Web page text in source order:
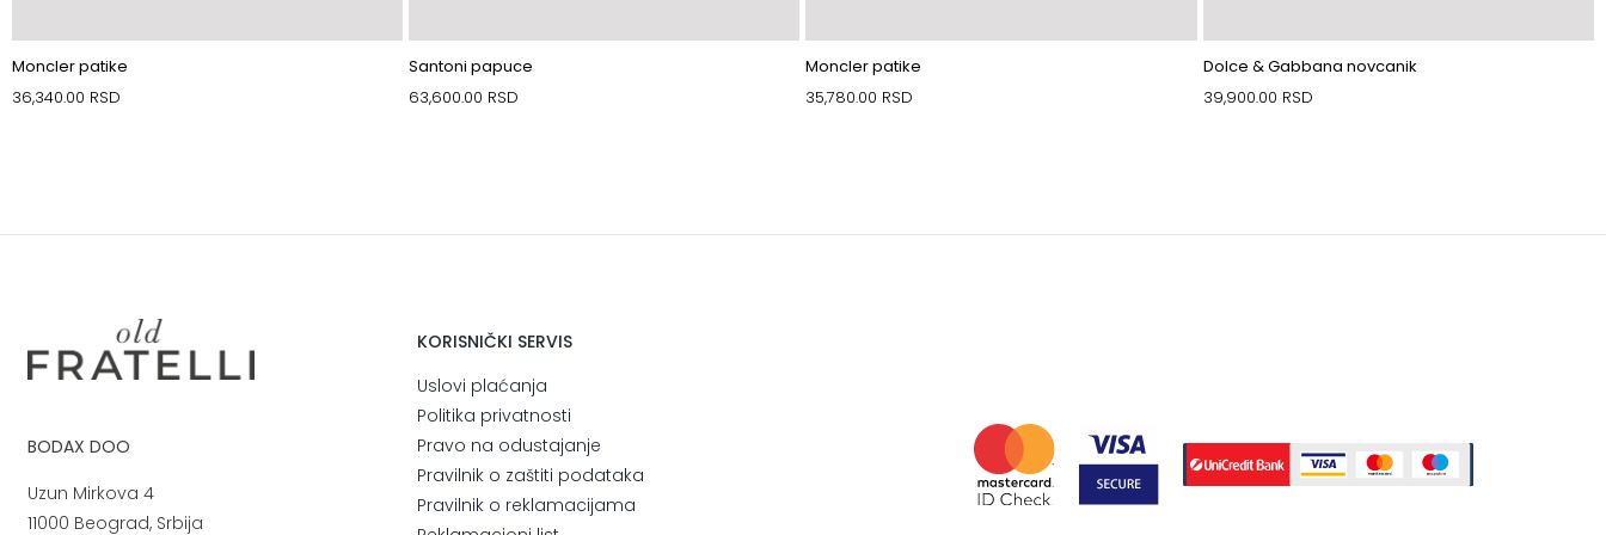
Moncler patike
36,340.00 RSD
Santoni papuce
63,600.00 RSD
Moncler patike
35,780.00 RSD
Dolce & Gabbana novcanik
39,900.00 RSD
BODAX DOO
Uzun Mirkova 4
11000 Beograd, Srbija
KORISNIČKI SERVIS
Uslovi plaćanja
Politika privatnosti
Pravo na odustajanje
Pravilnik o zaštiti podataka
Pravilnik o reklamacijama